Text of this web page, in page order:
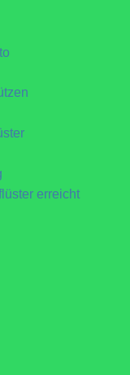
erreicht